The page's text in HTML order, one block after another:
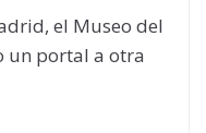
el Museo del
un portal a otra